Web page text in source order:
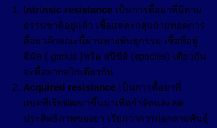
Intrinsic resistance เป็นการดื้อยาที่มีตาม
ธรรมชาติอยู่แล้ว เชื้อแต่ละกลุ่มถ่ายทอดการ
ดื้อยาลักษณะนี้ผ่านทางพันธุกรรม เชื้อที่อยู่
จีนัส ( genus )หรือ สปีชีส์ (species) เดียวกัน
จะดื้อยากลไกเดียวกัน
Acquired resistance เป็นการดื้อยาที่
แบคทีเรียพัฒนาขึ้นมาเพื่อกำจัดและลด
ประสิทธิภาพของยา เรียกว่าการก่อกลายพันธุ์